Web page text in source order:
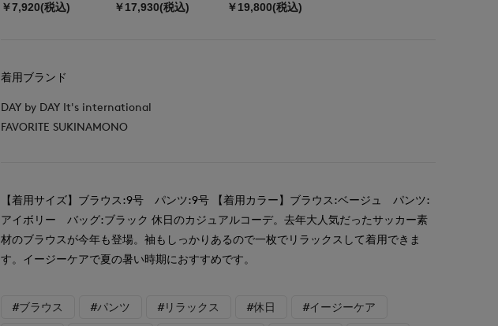
￥7,920(税込) ￥17,930(税込) ￥19,800(税込)
着用ブランド
DAY by DAY It's international
FAVORITE SUKINAMONO
【着用サイズ】ブラウス:9号 パンツ:9号 【着用カラー】ブラウス:ベージュ パンツ:
アイボリー バッグ:ブラック 休日のカジュアルコーデ。去年大人気だったサッカー素
材のブラウスが今年も登場。袖もしっかりあるので一枚でリラックスして着用できま
す。イージーケアで夏の暑い時期におすすめです。
#ブラウス #パンツ #リラックス #休日 #イージーケア